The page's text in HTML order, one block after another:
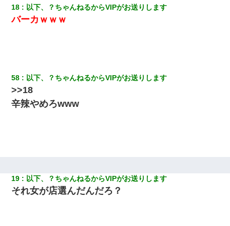
18 以下、？ちゃんねるからVIPがお送りします
バーカｗｗｗ
58 以下、？ちゃんねるからVIPがお送りします
>>18
辛辣やめろwww
19 以下、？ちゃんねるからVIPがお送りします
それ女が店選んだんだろ？